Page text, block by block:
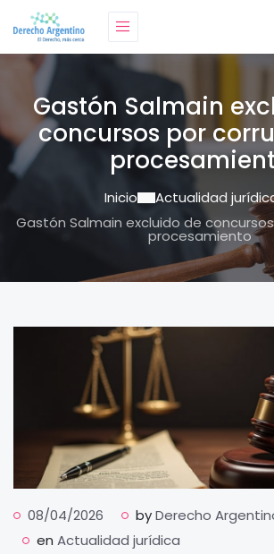
Gastón Salmain
concursos por
Inicio
Actualidad
Gastón Salmain excluido de
procesamiento
08/04/2026 byDerecho
en Actualidad jurídica